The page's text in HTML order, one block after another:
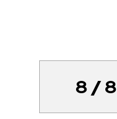
8/8